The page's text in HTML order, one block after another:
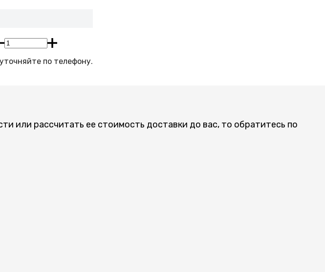
или рассчитать ее стоимость доставки до вас, то обратитесь по